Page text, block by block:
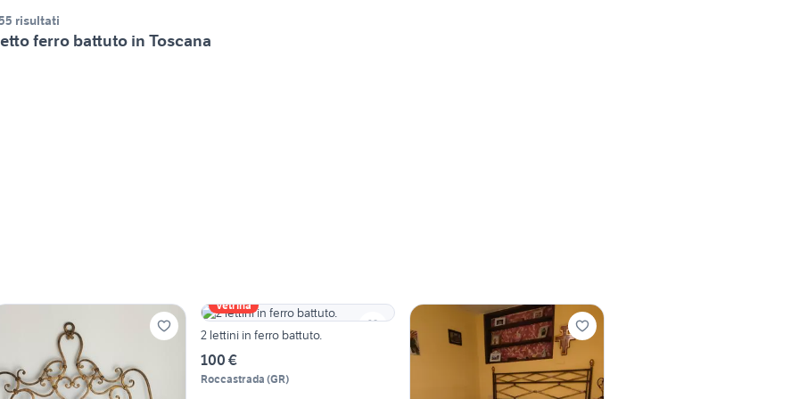
risultati
ferro battuto in Toscana
Vetrina
2 lettini in ferro battuto.
100 €
Roccastrada (GR)